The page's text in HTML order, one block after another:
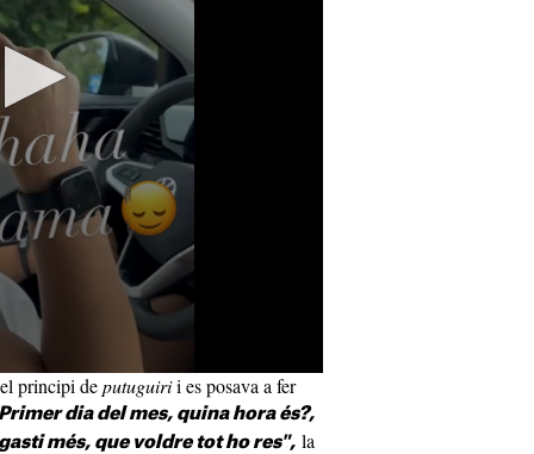
principi deputuguirii es posava a fer
dia del mes, quina hora és?,
més, que voldre tot ho res", la